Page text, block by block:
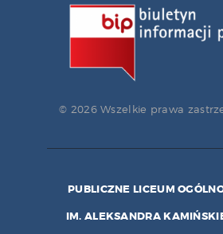
© 2026 Wszelkie prawa
PUBLICZNE LICEUM
IM. ALEKSANDRA